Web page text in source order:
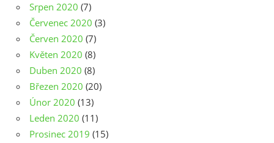
Srpen 2020 (7)
Červenec 2020 (3)
Červen 2020 (7)
Květen 2020 (8)
Duben 2020 (8)
Březen 2020 (20)
Únor 2020 (13)
Leden 2020 (11)
Prosinec 2019 (15)